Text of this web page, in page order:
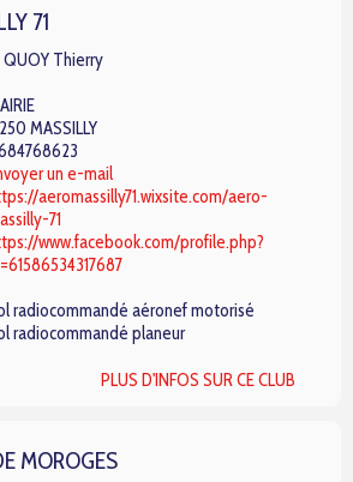
71
QUOY Thierry
MASSILLY
un e-mail
aeromassilly71.wixsite.com/aero-
71
www.facebook.com/profile.php?
radiocommandé aéronef motorisé
radiocommandé planeur
PLUS D'INFOS SUR CE CLUB
MOROGES